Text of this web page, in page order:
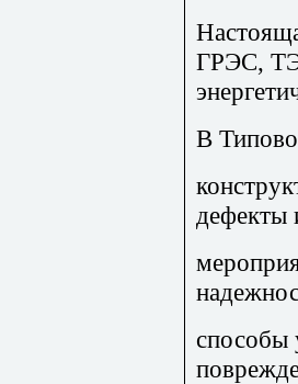
ГРЭС,
В
дефекты
способы